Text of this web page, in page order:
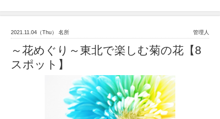
2021.11.04（Thu） 名所 管理人
～花めぐり～東北で楽しむ菊の花【8
スポット】